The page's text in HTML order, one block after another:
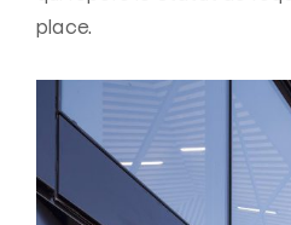
place.